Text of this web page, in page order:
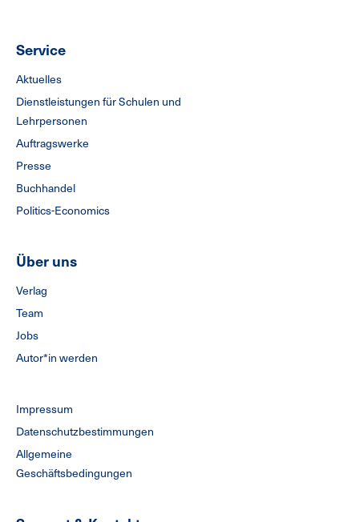
Service
Aktuelles
Dienstleistungen für Schulen und
Lehrpersonen
Auftragswerke
Presse
Buchhandel
Politics-Economics
Über uns
Verlag
Team
Jobs
Autor*in werden
Impressum
Datenschutzbestimmungen
Allgemeine
Geschäftsbedingungen